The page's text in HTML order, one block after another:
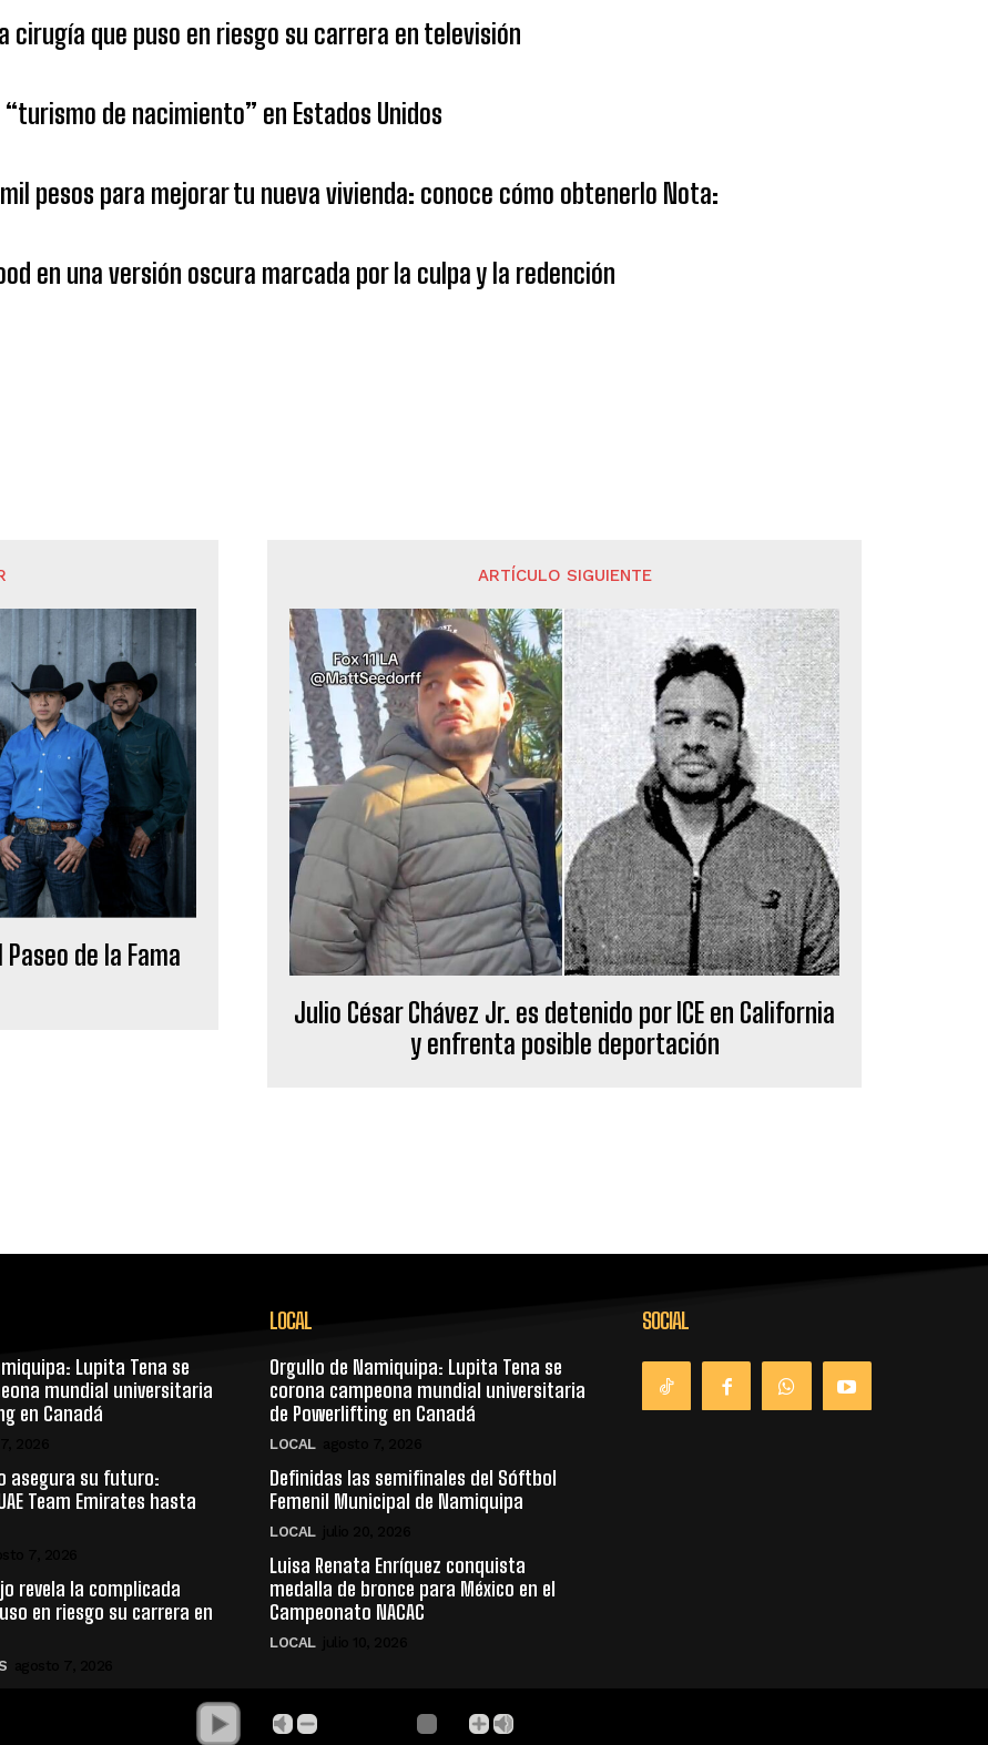
cirugía que puso en riesgo su carrera en televisión
de nacimiento” en Estados Unidos
pesos para mejorar tu nueva vivienda: conoce cómo obtenerlo Nota:
en una versión oscura marcada por la culpa y la redención
de la Fama
ARTÍCULO SIGUIENTE
Julio César Chávez Jr. es detenido por ICE en California
y enfrenta posible deportación
Lupita Tena se
mundial universitaria
en Canadá
asegura su futuro:
Team Emirates hasta
revela la complicada
en riesgo su carrera en
LOCAL
Orgullo de Namiquipa: Lupita Tena se
corona campeona mundial universitaria
de Powerlifting en Canadá
LOCAL
Definidas las semifinales del Sóftbol
Femenil Municipal de Namiquipa
LOCAL
Luisa Renata Enríquez conquista
medalla de bronce para México en el
Campeonato NACAC
LOCAL
SOCIAL